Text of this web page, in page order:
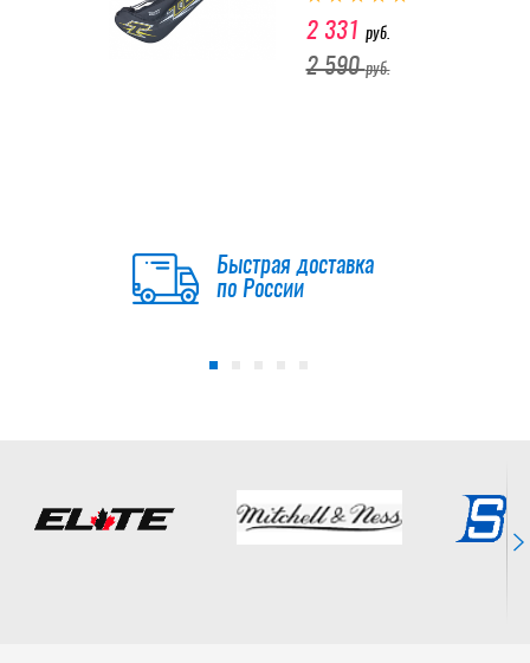
2 331 руб.
2 590руб.
Быстрая доставка
по России